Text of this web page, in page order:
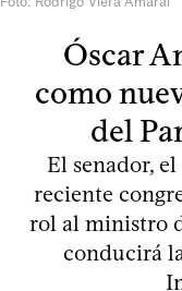
Óscar
como
del
El senador,
reciente
rol al ministro
conducirá